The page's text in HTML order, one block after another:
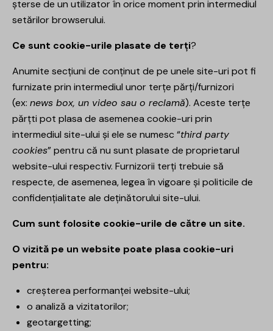
șterse de un utilizator în orice moment prin intermediul
setărilor browserului.
Ce sunt cookie-urile plasate de terți?
Anumite secțiuni de conținut de pe unele site-uri pot fi
furnizate prin intermediul unor terțe părți/furnizori
(ex: news box, un video sau o reclamă). Aceste terțe
părțti pot plasa de asemenea cookie-uri prin
intermediul site-ului și ele se numesc “third party
cookies” pentru că nu sunt plasate de proprietarul
website-ului respectiv. Furnizorii terți trebuie să
respecte, de asemenea, legea în vigoare și politicile de
confidențialitate ale deținătorului site-ului.
Cum sunt folosite cookie-urile de către un site.
O vizită pe un website poate plasa cookie-uri
pentru:
creșterea performanței website-ului;
o analiză a vizitatorilor;
geotargetting;